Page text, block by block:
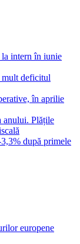
la intern în iunie
mult deficitul
în aprilie
anului. Plățile
după primele
europene